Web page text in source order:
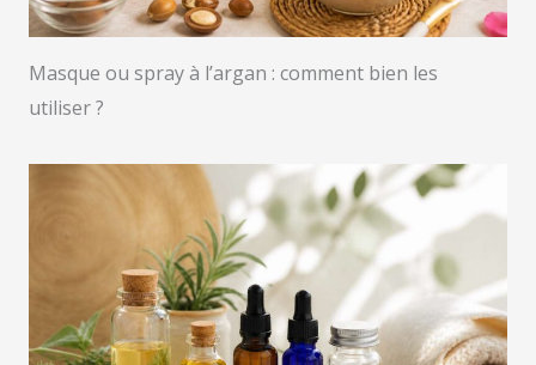
Masque ou spray à l’argan : comment bien les
utiliser ?